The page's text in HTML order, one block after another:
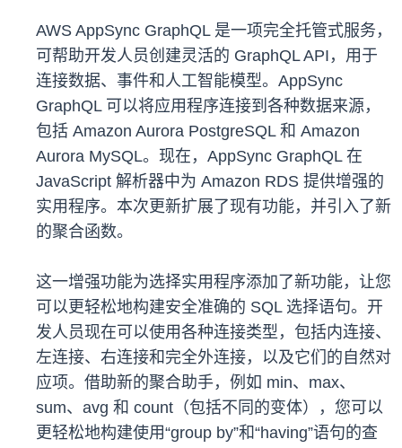
AWS AppSync GraphQL 是一项完全托管式服务，
可帮助开发人员创建灵活的 GraphQL API，用于
连接数据、事件和人工智能模型。AppSync
GraphQL 可以将应用程序连接到各种数据来源，
包括 Amazon Aurora PostgreSQL 和 Amazon
Aurora MySQL。现在，AppSync GraphQL 在
JavaScript 解析器中为 Amazon RDS 提供增强的
实用程序。本次更新扩展了现有功能，并引入了新
的聚合函数。
这一增强功能为选择实用程序添加了新功能，让您
可以更轻松地构建安全准确的 SQL 选择语句。开
发人员现在可以使用各种连接类型，包括内连接、
左连接、右连接和完全外连接，以及它们的自然对
应项。借助新的聚合助手，例如 min、max、
sum、avg 和 count（包括不同的变体），您可以
更轻松地构建使用“group by”和“having”语句的查